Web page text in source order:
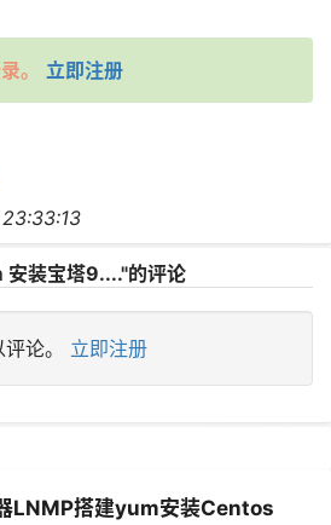
。 立即注册
装宝塔9...."的评论
论。 立即注册
LNMP搭建yum安装Centos